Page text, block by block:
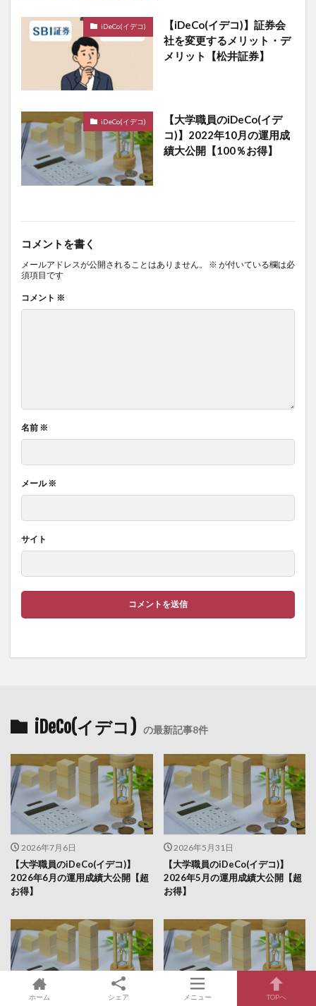
iDeCo(イデコ)
【iDeCo(イデコ)】証券会
社を変更するメリット・デ
メリット【松井証券】
iDeCo(イデコ)
【大学職員のiDeCo(イデ
コ)】2022年10月の運用成
績大公開【100％お得】
コメントを書く
メールアドレスが公開されることはありません。 ※ が付いている欄は必
須項目です
コメント ※
名前 ※
メール※
サイト
iDeCo(イデコ) の最新記事8件
2026年7月6日
【大学職員のiDeCo(イデコ)】
2026年6月の運用成績大公開【超
お得】
2026年5月31日
【大学職員のiDeCo(イデコ)】
2026年5月の運用成績大公開【超
お得】
ホーム シェア メニュー TOPへ